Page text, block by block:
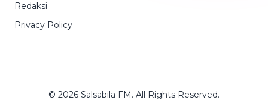
Redaksi
Privacy Policy
© 2026 Salsabila FM. All Rights Reserved.